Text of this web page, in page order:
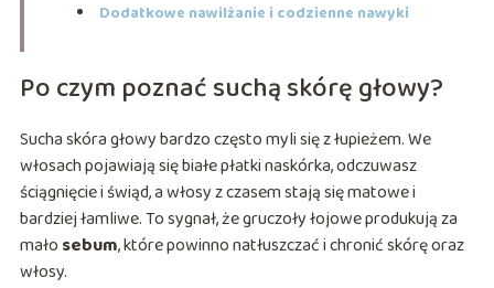
Dodatkowe nawilżanie i codzienne nawyki
Po czym poznać suchą skórę głowy?
Sucha skóra głowy bardzo często myli się z łupieżem. We
włosach pojawiają się białe płatki naskórka, odczuwasz
ściągnięcie i świąd, a włosy z czasem stają się matowe i
bardziej łamliwe. To sygnał, że gruczoły łojowe produkują za
mało sebum, które powinno natłuszczać i chronić skórę oraz
włosy.